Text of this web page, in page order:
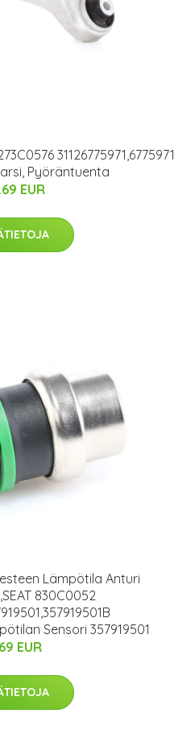
31126775971,6775971
Pyöräntuenta
EUR
Lämpötila Anturi
830C0052
Sensori 357919501
EUR